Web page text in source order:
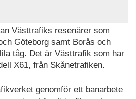
Västtrafiks resenärer som
Göteborg samt Borås och
tåg. Det är Västtrafik som har
X61, från Skånetrafiken.
genomför ett banarbete